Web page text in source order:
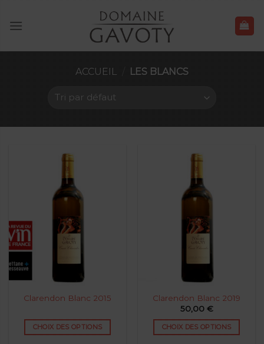
ACCUEIL LES BLANCS
Clarendon Blanc 2015
CHOIX DES OPTIONS
Clarendon Blanc 2019
50,00 €
CHOIX DES OPTIONS